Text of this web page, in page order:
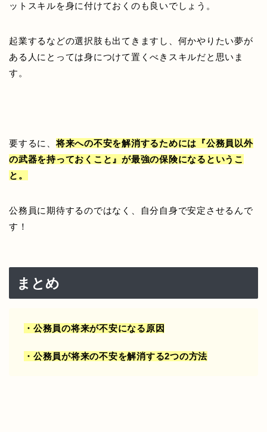
ットスキルを身に付けておくのも良いでしょう。
起業するなどの選択肢も出てきますし、何かやりたい夢が
ある人にとっては身につけて置くべきスキルだと思いま
す。
要するに、将来への不安を解消するためには『公務員以外
の武器を持っておくこと』が最強の保険になるというこ
と。
公務員に期待するのではなく、自分自身で安定させるんで
す！
まとめ
・公務員の将来が不安になる原因
・公務員が将来の不安を解消する2つの方法